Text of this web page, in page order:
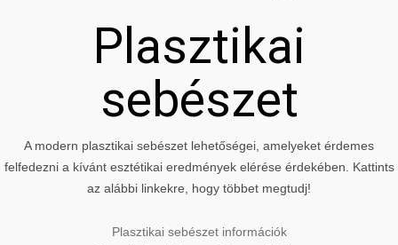
Plasztikai
sebészet
A modern plasztikai sebészet lehetőségei, amelyeket érdemes
felfedezni a kívánt esztétikai eredmények elérése érdekében. Kattints
az alábbi linkekre, hogy többet megtudj!
Plasztikai sebészet információk